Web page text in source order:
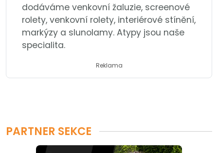
dodáváme venkovní žaluzie, screenové
rolety, venkovní rolety, interiérové stínění,
markýzy a slunolamy. Atypy jsou naše
specialita.
Reklama
PARTNER SEKCE